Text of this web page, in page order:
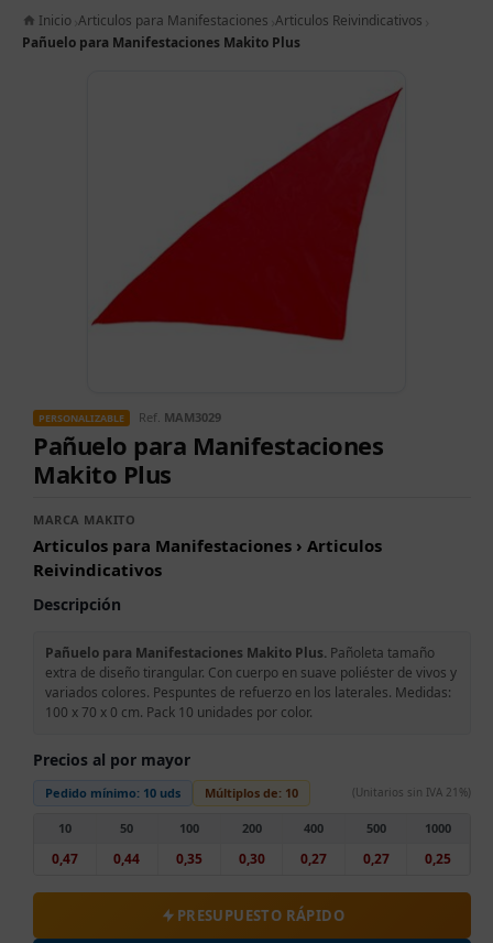
Inicio Articulos para Manifestaciones Articulos Reivindicativos
Pañuelo para Manifestaciones Makito Plus
PERSONALIZABLE Ref. MAM3029
Pañuelo para Manifestaciones
Makito Plus
MARCA MAKITO
Articulos para Manifestaciones › Articulos
Reivindicativos
Descripción
Pañuelo para Manifestaciones Makito Plus. Pañoleta tamaño
extra de diseño tirangular. Con cuerpo en suave poliéster de vivos y
variados colores. Pespuntes de refuerzo en los laterales. Medidas:
100 x 70 x 0 cm. Pack 10 unidades por color.
Precios al por mayor
Pedido mínimo: 10 uds Múltiplos de: 10 (Unitarios sin IVA 21%)
10
0,47
50
0,44
100
0,35
200
0,30
400
0,27
500
0,27
1000
0,25
PRESUPUESTO RÁPIDO